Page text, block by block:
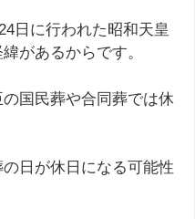
日に行われた昭和天皇
があるからです。
国民葬や合同葬では休
日が休日になる可能性